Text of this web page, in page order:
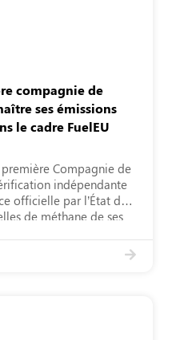
compagnie de
ses émissions
le cadre FuelEU
Compagnie de
indépendante
officielle par l’État du
de méthane de ses
réussie de
Euribia en collaboration